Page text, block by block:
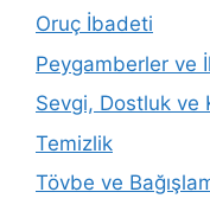
Oruç İbadeti
Peygamberler ve
Sevgi, Dostluk ve
Temizlik
Tövbe ve